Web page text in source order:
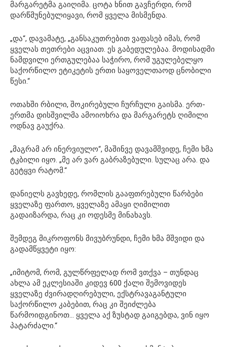
მარგარეტმა გაიღიმა. ცოტა ხნით გავჩერდი, რომ
დარწმუნებულიყავი, რომ ყველა მისმენდა.
„და“, დავამატე, „განსაკუთრებით ვაფასებ იმას, რომ
ყველას თეთრები აცვიათ. ეს გაბედულებაა. მოდისადმი
ნამდვილი ერთგულებაა საჭირო, რომ უგულებელყო
საქორწილო ეტიკეტის ერთი საყოველთაოდ ცნობილი
წესი.“
ოთახში რბილი, შოკირებული ჩურჩული გაისმა. ერთ-
ერთმა დისშვილმა ამოიოხრა და მარგარეტს ღიმილი
ოდნავ გაუქრა.
„მაგრამ არ ინერვიულო“, მაშინვე დავამშვიდე, ჩემი ხმა
ტკბილი იყო. „მე არ ვარ გაბრაზებული. სულაც არა. და
გეტყვი რატომ.“
დანიელს გავხედე, რომლის გააფთრებული წარბები
ყველაზე ფართო, ყველაზე ამაყი ღიმილით
გადაიზარდა, რაც კი ოდესმე მინახავს.
შემდეგ მიკროფონს მივუბრუნდი, ჩემი ხმა მშვიდი და
გადამწყვეტი იყო:
„იმიტომ, რომ, გულწრფელად რომ ვთქვა – თუნდაც
ახლა ამ ეკლესიაში კიდევ 600 ქალი შემოვიდეს
ყველაზე ძვირადღირებული, ექსტრავაგანტული
საქორწილო კაბებით, რაც კი შეიძლება
წარმოიდგინოთ… ყველა აქ ზუსტად გაიგებდა, ვინ იყო
პატარძალი.“